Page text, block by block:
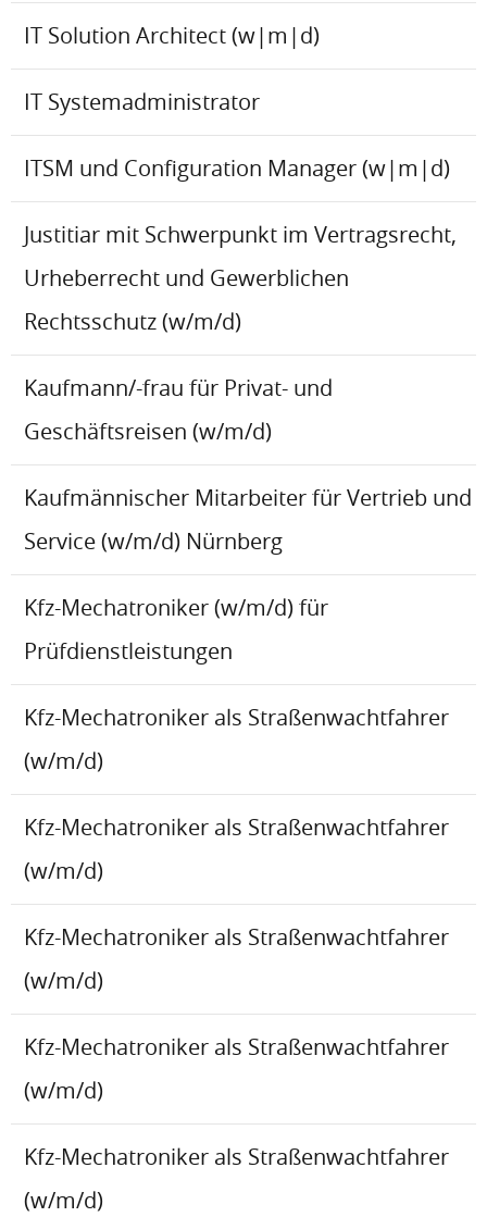
IT Solution Architect (w|m|d)
IT Systemadministrator
ITSM und Configuration Manager (w|m|d)
Justitiar mit Schwerpunkt im Vertragsrecht,
Urheberrecht und Gewerblichen
Rechtsschutz (w/m/d)
Kaufmann/-frau für Privat- und
Geschäftsreisen (w/m/d)
Kaufmännischer Mitarbeiter für Vertrieb und
Service (w/m/d) Nürnberg
Kfz-Mechatroniker (w/m/d) für
Prüfdienstleistungen
Kfz-Mechatroniker als Straßenwachtfahrer
(w/m/d)
Kfz-Mechatroniker als Straßenwachtfahrer
(w/m/d)
Kfz-Mechatroniker als Straßenwachtfahrer
(w/m/d)
Kfz-Mechatroniker als Straßenwachtfahrer
(w/m/d)
Kfz-Mechatroniker als Straßenwachtfahrer
(w/m/d)